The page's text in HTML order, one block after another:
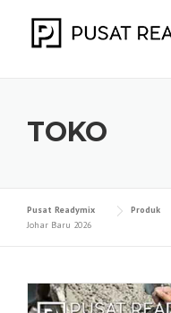
TOKO
Pusat Readymix Produk
Johar Baru 2026